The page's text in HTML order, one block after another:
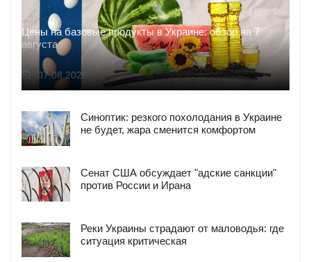
Цены на базовые продукты в Украине: обзор на 7
августа
07.08.2026
Синоптик: резкого похолодания в Украине
не будет, жара сменится комфортом
Сенат США обсуждает "адские санкции"
против России и Ирана
Реки Украины страдают от маловодья: где
ситуация критическая